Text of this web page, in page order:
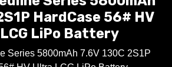
HardCase 56# HV
LiPo Battery
Series 5800mAh 7.6V 130C 2S1P